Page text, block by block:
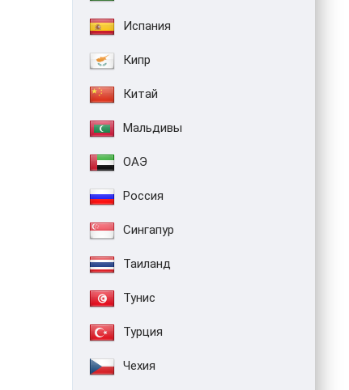
Испания
Кипр
Китай
Мальдивы
ОАЭ
Россия
Сингапур
Таиланд
Тунис
Турция
Чехия